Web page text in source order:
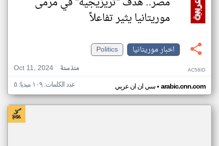
موريتانيا يثير تفاعلاً
اخبار موريتانيا
Politics
Oct 11, 2024
منذ سنة AC58ID
سي ان ان عربي• arabic.cnn.com عدد الكلمات: ١٠٩ ميديا: ٥